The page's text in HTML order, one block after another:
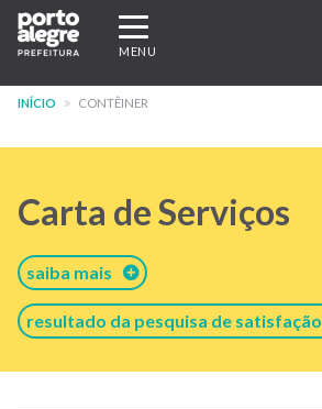
Pular
para
conteúdo
Expandir/recolher
navegação
MENU
INÍCIO CONTÊINER
Carta de Serviços
saiba mais
resultado da pesquisa de satisfação